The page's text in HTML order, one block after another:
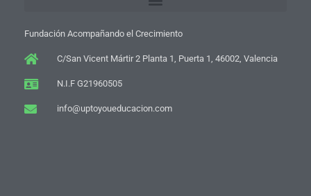
Fundación Acompañando el Crecimiento
C/San Vicent Mártir 2 Planta 1, Puerta 1, 46002, Valencia
N.I.F G21960505
info@uptoyoueducacion.com